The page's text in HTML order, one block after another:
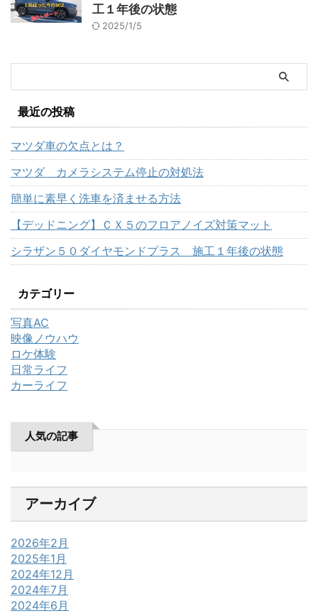
工１年後の状態
2025/1/5
最近の投稿
マツダ車の欠点とは？
マツダ カメラシステム停止の対処法
簡単に素早く洗車を済ませる方法
【デッドニング】ＣＸ５のフロアノイズ対策マット
シラザン５０ダイヤモンドプラス 施工１年後の状態
カテゴリー
写真AC
映像ノウハウ
ロケ体験
日常ライフ
カーライフ
人気の記事
アーカイブ
2026年2月
2025年1月
2024年12月
2024年7月
2024年6月